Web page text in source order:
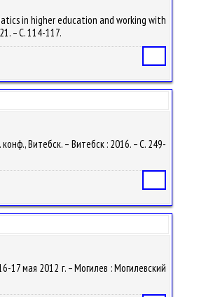
in higher education and working with
– С. 114-117.
Витебск. – Витебск : 2016. – С. 249-
17 мая 2012 г. – Могилев : Могилевский